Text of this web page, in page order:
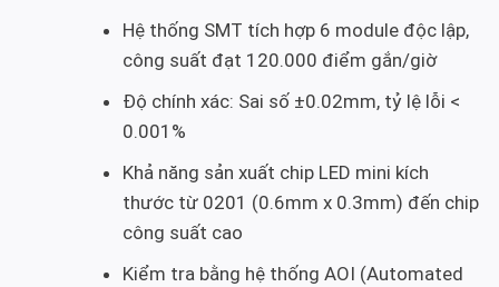
Hệ thống SMT tích hợp 6 module độc lập,
công suất đạt 120.000 điểm gắn/giờ
Độ chính xác: Sai số ±0.02mm, tỷ lệ lỗi <
0.001%
Khả năng sản xuất chip LED mini kích
thước từ 0201 (0.6mm x 0.3mm) đến chip
công suất cao
Kiểm tra bằng hệ thống AOI (Automated